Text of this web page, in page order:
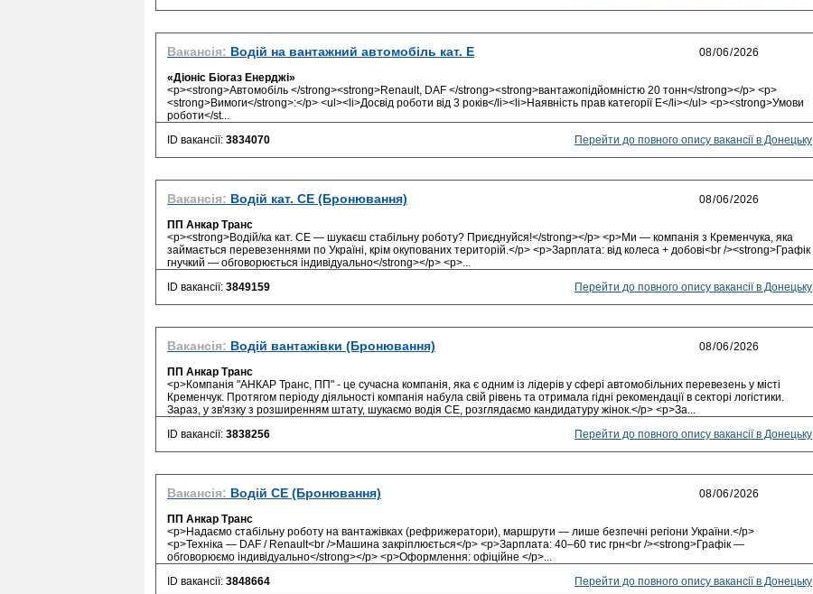
Вакансія: Водій на вантажний автомобіль кат. Е
«Діоніс Біогаз Енерджі»
<p><strong>Автомобіль </strong><strong>Renault, DAF </strong><strong>вантажопідйомністю 20 тонн</strong></p> <p>
<strong>Вимоги</strong>:</p> <ul><li>Досвід роботи від 3 років</li><li>Наявність прав категорії Е</li></ul> <p><strong>Умови
роботи</st...
ID вакансії: 3834070 Перейти до повного опису вакансії в Донецьку
Вакансія: Водій кат. СЕ (Бронювання)
ПП Анкар Транс
<p><strong>Водій/ка кат. CE — шукаєш стабільну роботу? Приєднуйся!</strong></p> <p>Ми — компанія з Кременчука, яка
займається перевезеннями по Україні, крім окупованих територій.</p> <p>Зарплата: від колеса + добові<br /><strong>Графік
гнучкий — обговорюється індивідуально</strong></p> <p>...
ID вакансії: 3849159 Перейти до повного опису вакансії в Донецьку
Вакансія: Водій вантажівки (Бронювання)
ПП Анкар Транс
<p>Компанія "АНКАР Транс, ПП" - це сучасна компанія, яка є одним із лідерів у сфері автомобільних перевезень у місті
Кременчук. Протягом періоду діяльності компанія набула свій рівень та отримала гідні рекомендації в секторі логістики.
Зараз, у зв'язку з розширенням штату, шукаємо водія СЕ, розглядаємо кандидатуру жінок.</p> <p>За...
ID вакансії: 3838256 Перейти до повного опису вакансії в Донецьку
Вакансія: Водій СЕ (Бронювання)
ПП Анкар Транс
<p>Надаємо стабільну роботу на вантажівках (рефрижератори), маршрути — лише безпечні регіони України.</p>
<p>Техніка — DAF / Renault<br />Машина закріплюється</p> <p>Зарплата: 40–60 тис грн<br /><strong>Графік —
обговорюємо індивідуально</strong></p> <p>Оформлення: офіційне </p>...
ID вакансії: 3848664 Перейти до повного опису вакансії в Донецьку